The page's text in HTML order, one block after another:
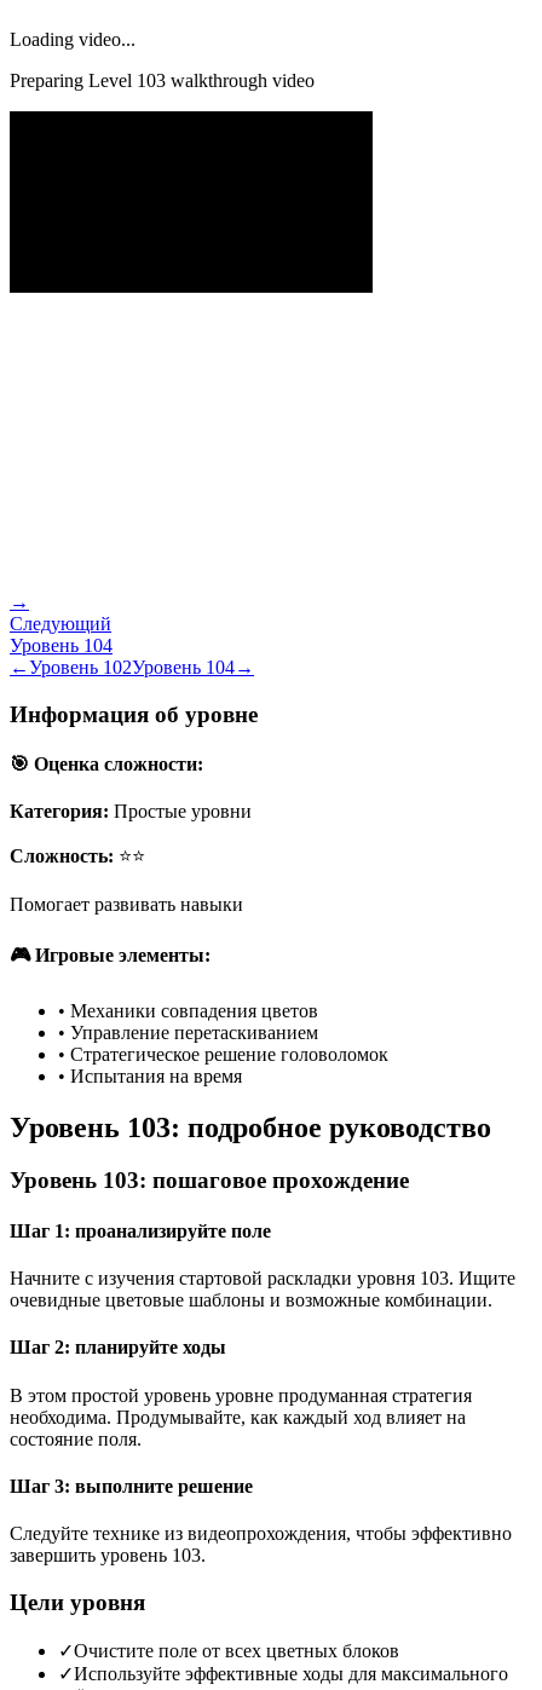
Loading video...
Preparing Level 103 walkthrough video
→
Следующий
Уровень 104
←Уровень 102Уровень 104→
Информация об уровне
🎯 Оценка сложности:
Категория: Простые уровни
Сложность: ⭐⭐
Помогает развивать навыки
🎮 Игровые элементы:
• Механики совпадения цветов
• Управление перетаскиванием
• Стратегическое решение головоломок
• Испытания на время
Уровень 103: подробное руководство
Уровень 103: пошаговое прохождение
Шаг 1: проанализируйте поле
Начните с изучения стартовой раскладки уровня 103. Ищите
очевидные цветовые шаблоны и возможные комбинации.
Шаг 2: планируйте ходы
В этом простой уровень уровне продуманная стратегия
необходима. Продумывайте, как каждый ход влияет на
состояние поля.
Шаг 3: выполните решение
Следуйте технике из видеопрохождения, чтобы эффективно
завершить уровень 103.
Цели уровня
✓Очистите поле от всех цветных блоков
✓Используйте эффективные ходы для максимального